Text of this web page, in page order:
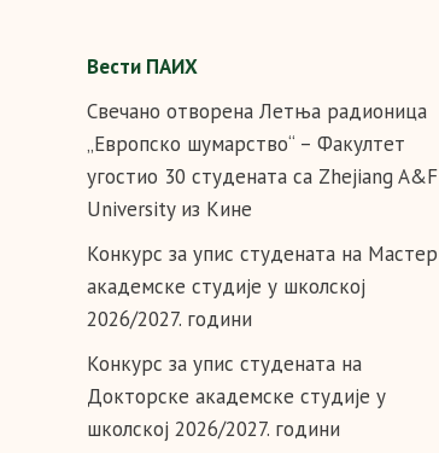
Вести ПАИХ
Свечано отворена Летња радионица
„Европско шумарство“ – Факултет
угостио 30 студената са Zhejiang A&F
University из Кине
Конкурс за упис студената на Мастер
академске студије у школској
2026/2027. години
Конкурс за упис студената на
Докторске академске студије у
школској 2026/2027. години